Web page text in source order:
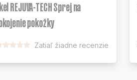
REJUVA-TECH Sprej na
pokožky
Zatiaľ žiadne recenzie